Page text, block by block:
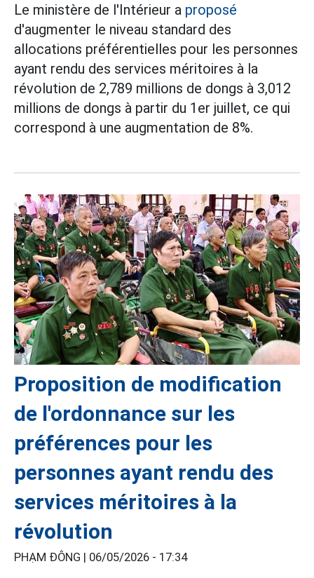
Le ministère de l'Intérieur a proposé
d'augmenter le niveau standard des
allocations préférentielles pour les personnes
ayant rendu des services méritoires à la
révolution de 2,789 millions de dongs à 3,012
millions de dongs à partir du 1er juillet, ce qui
correspond à une augmentation de 8%.
Proposition de modification
de l'ordonnance sur les
préférences pour les
personnes ayant rendu des
services méritoires à la
révolution
PHẠM ĐÔNG | 06/05/2026 - 17:34